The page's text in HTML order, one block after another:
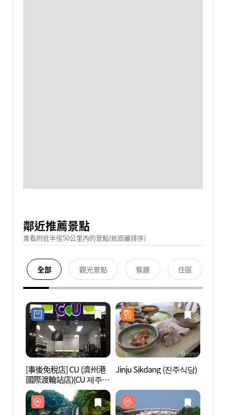
鄰近推薦景點
查看附近半徑50公里內的景點(依距離排序)
全部 觀光景點 餐廳 住宿
[事後免稅店] CU (濟州港
國際渡輪站店)(CU 제주항
국제여객터미널)
Jinju Sikdang (진주식당)